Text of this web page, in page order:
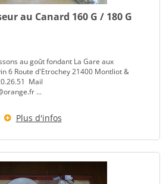
au Canard 160 G / 180 G
au goût fondant La Gare aux
6 Route d'Etrochey 21400 Montliot &
Mail
...
Plus d'infos